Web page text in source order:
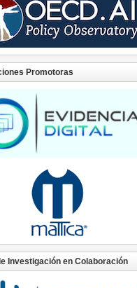
Promotoras
Investigación en Colaboración